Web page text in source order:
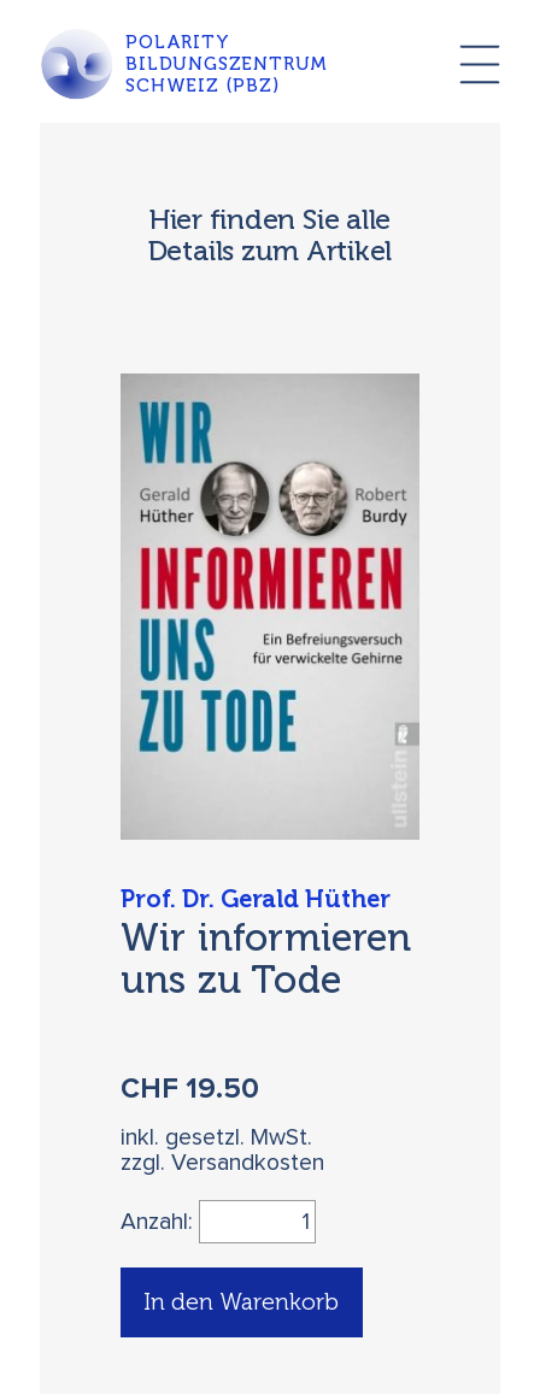
POLARITY
BILDUNGSZENTRUM
SCHWEIZ (PBZ)
Hier finden Sie alle
Details zum Artikel
Prof. Dr. Gerald Hüther
Wir informieren
uns zu Tode
CHF19.50
inkl. gesetzl. MwSt.
zzgl. Versandkosten
Anzahl:
In den Warenkorb